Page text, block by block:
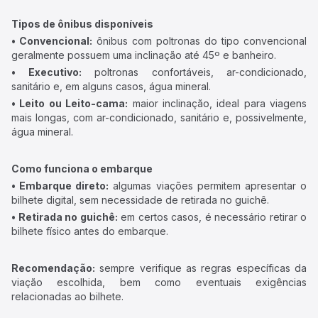
Tipos de ônibus disponíveis
• Convencional: ônibus com poltronas do tipo convencional
geralmente possuem uma inclinação até 45º e banheiro.
• Executivo: poltronas confortáveis, ar-condicionado,
sanitário e, em alguns casos, água mineral.
• Leito ou Leito-cama: maior inclinação, ideal para viagens
mais longas, com ar-condicionado, sanitário e, possivelmente,
água mineral.
Como funciona o embarque
• Embarque direto: algumas viações permitem apresentar o
bilhete digital, sem necessidade de retirada no guichê.
• Retirada no guichê: em certos casos, é necessário retirar o
bilhete físico antes do embarque.
Recomendação: sempre verifique as regras específicas da
viação escolhida, bem como eventuais exigências
relacionadas ao bilhete.